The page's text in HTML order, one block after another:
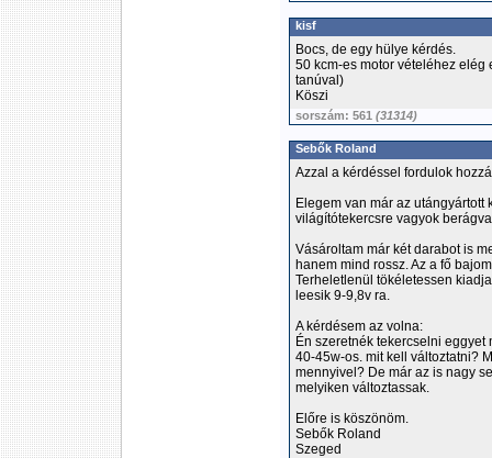
kisf
Bocs, de egy hülye kérdés.
50 kcm-es motor vételéhez elég
tanúval)
Köszi
sorszám: 561 (31314)
Sebők Roland
Azzal a kérdéssel fordulok
Elegem van már az utángyártott
világítótekercsre vagyok
Vásároltam már két darabot is
hanem mind rossz. Az a fő
Terheletlenül tökéletessen
leesik 9-9,8v ra.
A kérdésem az volna:
Én szeretnék tekercselni
40-45w-os. mit kell változtatni?
mennyivel? De már az is nagy
melyiken változtassak.
Előre is köszönöm.
Sebők Roland
Szeged